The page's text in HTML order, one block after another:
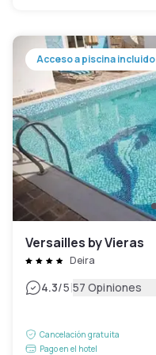
Acceso a piscina incluido
Versailles by Vieras
Deira
4.3/5|57 Opiniones
Cancelación gratuita
Pago en el hotel